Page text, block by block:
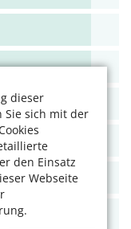
dieser
Sie sich mit der
den Einsatz
Webseite